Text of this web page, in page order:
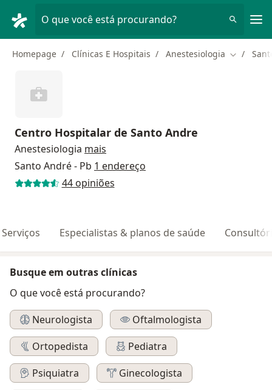
O que você está procurando?
Homepage Clínicas E Hospitais Anestesiologia Mudar de
Centro Hospitalar de Santo Andre
Anestesiologia mais
Santo André - Pb 1 endereço
44 opiniões
Serviços Especialistas & planos de saúde
Busque em outras clínicas
O que você está procurando?
Neurologista
Oftalmologista
Ortopedista
Pediatra
Psiquiatra
Ginecologista